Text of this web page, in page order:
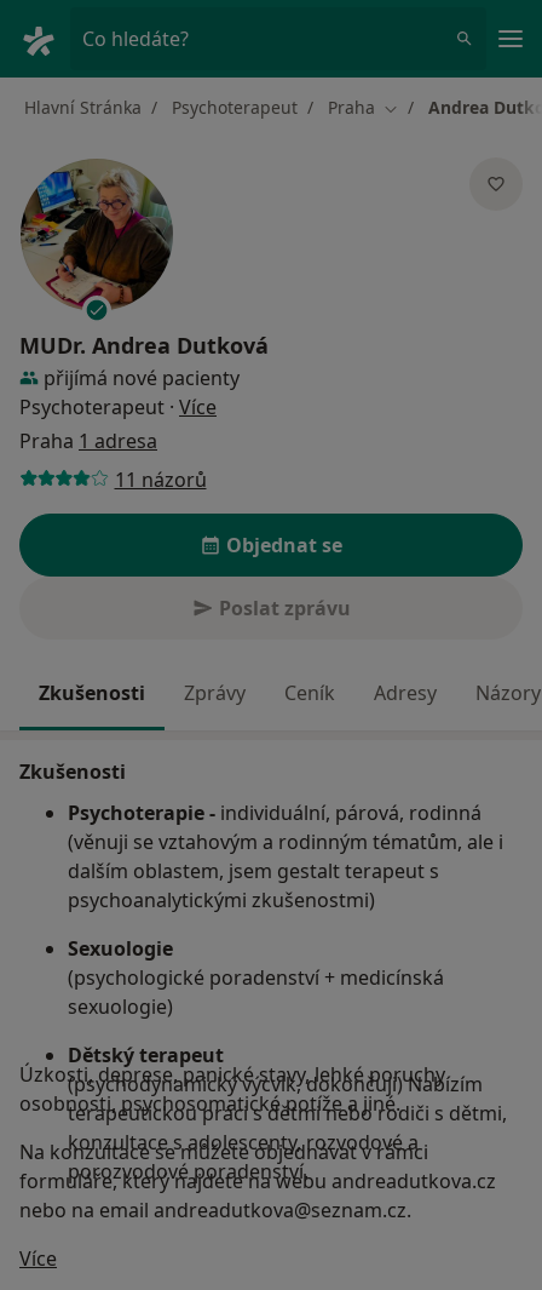
Co hledáte?
Hlavní Stránka Psychoterapeut Praha Změna města
Andrea
MUDr. Andrea Dutková
přijímá nové pacienty
Psychoterapeut · Více
Praha 1 adresa
11 názorů
Objednat se
Poslat zprávu
Zkušenosti Zprávy Ceník Adresy
Zkušenosti
Psychoterapie - individuální, párová, rodinná
(věnuji se vztahovým a rodinným tématům, ale i
dalším oblastem, jsem gestalt terapeut s
psychoanalytickými zkušenostmi)
Sexuologie
(psychologické poradenství + medicínská
sexuologie)
Dětský terapeut
(psychodynamický výcvik, dokončuji) Nabízím
terapeutickou práci s dětmi nebo rodiči s dětmi,
konzultace s adolescenty, rozvodové a
porozvodové poradenství.
Úzkosti, deprese, panické stavy, lehké poruchy
osobnosti, psychosomatické potíže a jiné.
Na konzultace se můžete objednávat v rámci
formuláře, který najdete na webu andreadutkova.cz
nebo na email andreadutkova@seznam.cz.
Více